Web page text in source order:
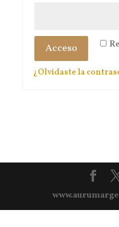
Acceso
¿Olvidaste la